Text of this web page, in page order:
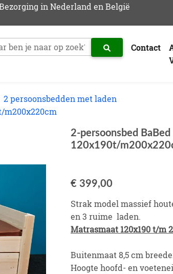
in Nederland en België
Contact
2 persoonsbedden met laden
m200x220cm
2-persoonsbed
120x190t/
€ 399,00
Strak model massief
en 3 ruime laden.
Matrasmaat 120x190 t/m
Buitenmaat 8,5 cm
Hoogte hoofd- en